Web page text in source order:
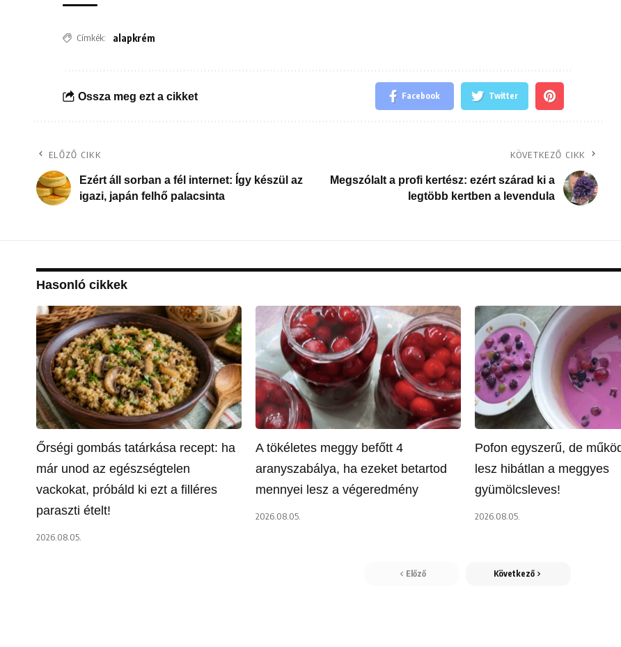
Címkék: alapkrém
Ossza meg ezt a cikket Facebook Twitter
ELŐZŐ CIKK
Ezért áll sorban a fél internet: Így készül az
igazi, japán felhő palacsinta
KÖVETKEZŐ CIKK
Megszólalt a profi kertész: ezért szárad ki a
legtöbb kertben a levendula
Hasonló cikkek
Őrségi gombás tatárkása recept: ha
már unod az egészségtelen
vackokat, próbáld ki ezt a filléres
paraszti ételt!
2026.08.05.
A tökéletes meggy befőtt 4
aranyszabálya, ha ezeket betartod
mennyei lesz a végeredmény
2026.08.05.
Pofon egyszerű, de
lesz hibátlan a meggyes
gyümölcsleves!
2026.08.05.
Előző Következő